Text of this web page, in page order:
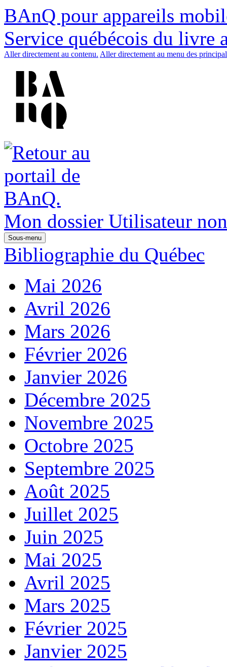
BAnQ pour appareils
Service québécois du livre
Aller directement au contenu. Aller directement au menu des
Mon dossier Utilisateur
Sous-menu
Bibliographie du Québec
Mai 2026
Avril 2026
Mars 2026
Février 2026
Janvier 2026
Décembre 2025
Novembre 2025
Octobre 2025
Septembre 2025
Août 2025
Juillet 2025
Juin 2025
Mai 2025
Avril 2025
Mars 2025
Février 2025
Janvier 2025